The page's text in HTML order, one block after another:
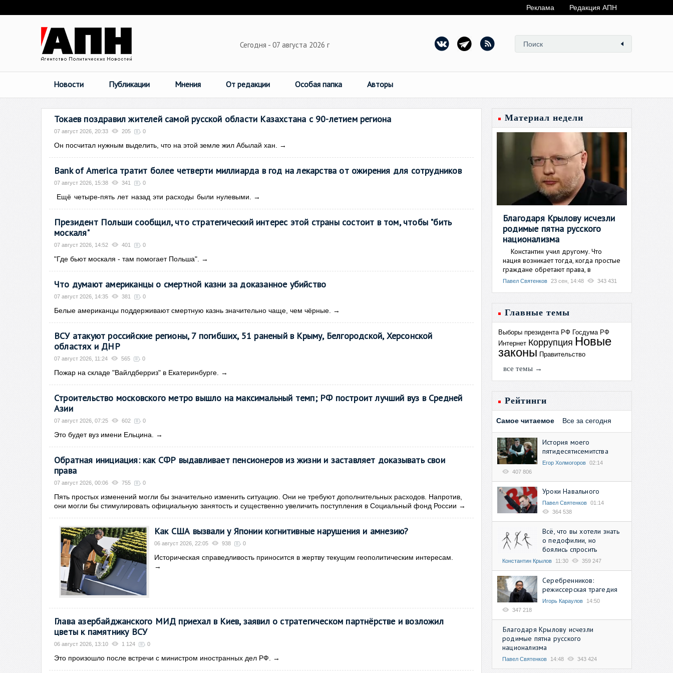
Реклама Редакция АПН
Сегодня - 07 августа 2026 г
Новости Публикации Мнения От редакции Особая папка Авторы
Токаев поздравил жителей самой русской области Казахстана с 90-летием региона
07 август 2026, 20:33 205 0
Он посчитал нужным выделить, что на этой земле жил Абылай хан. →
Bank of America тратит более четверти миллиарда в год на лекарства от ожирения для сотрудников
07 август 2026, 15:38 341 0
Ещё четыре-пять лет назад эти расходы были нулевыми. →
Президент Польши сообщил, что стратегический интерес этой страны состоит в том, чтобы "бить
москаля"
07 август 2026, 14:52 401 0
"Где бьют москаля - там помогает Польша". →
Что думают американцы о смертной казни за доказанное убийство
07 август 2026, 14:35 381 0
Белые американцы поддерживают смертную казнь значительно чаще, чем чёрные. →
ВСУ атакуют российские регионы, 7 погибших, 51 раненый в Крыму, Белгородской, Херсонской
областях и ДНР
07 август 2026, 11:24 565 0
Пожар на складе "Вайлдберриз" в Екатеринбурге. →
Строительство московского метро вышло на максимальный темп; РФ построит лучший вуз в Средней
Азии
07 август 2026, 07:25 602 0
Это будет вуз имени Ельцина. →
Обратная инициация: как СФР выдавливает пенсионеров из жизни и заставляет доказывать свои
права
07 август 2026, 00:06 755 0
Пять простых изменений могли бы значительно изменить ситуацию. Они не требуют дополнительных расходов. Напротив,
они могли бы стимулировать официальную занятость и существенно увеличить поступления в Социальный фонд России →
Как США вызвали у Японии когнитивные нарушения и амнезию?
06 август 2026, 22:05 938 0
Историческая справедливость приносится в жертву текущим геополитическим интересам.
→
Глава азербайджанского МИД приехал в Киев, заявил о стратегическом партнёрстве и возложил
цветы к памятнику ВСУ
06 август 2026, 13:10 1 124 0
Это произошло после встречи с министром иностранных дел РФ. →
Материал недели
Благодаря Крылову исчезли
родимые пятна русского
национализма
Константин учил другому. Что
нация возникает тогда, когда простые
граждане обретают права, в
Павел Святенков 23 сен, 14:48 343 431
Главные темы
Выборы президента РФ Госдума РФ
Интернет Коррупция Новые
законы Правительство
все темы →
Рейтинги
Самое читаемое Все за сегодня
История моего
пятидесятисемитства
Егор Холмогоров 02:14
407 806
Уроки Навального
Павел Святенков 01:14
364 538
Всё, что вы хотели знать
о педофилии, но
боялись спросить
Константин Крылов 11:30 359 247
Серебренников:
режиссерская трагедия
Игорь Караулов
14:50
347 218
Благодаря Крылову исчезли
родимые пятна русского
национализма
Павел Святенков 14:48 343 424